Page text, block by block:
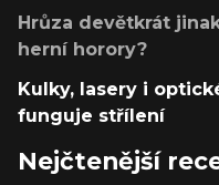
Hrůza devětkrát
herní horory?
Kulky, lasery i
funguje střílení
Nejčtenější